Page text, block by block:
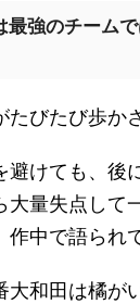
最強のチーム
びたび歩か
避けても、後
大量失点して
中で語られ
大和田は橘が